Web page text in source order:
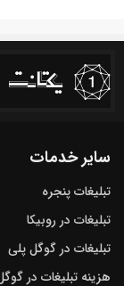
سایر خدمات
تبلیغات پنجره
تبلیغات در روبیکا
تبلیغات در گوگل‌ پلی
هزینه تبلیغات در